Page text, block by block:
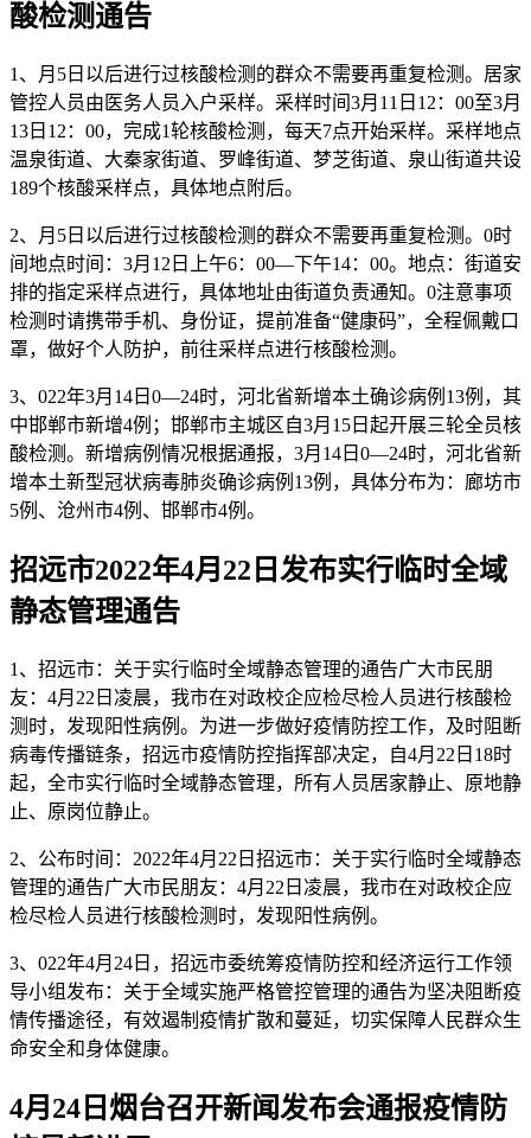
酸检测通告
1、月5日以后进行过核酸检测的群众不需要再重复检测。居家
管控人员由医务人员入户采样。采样时间3月11日12：00至3月
13日12：00，完成1轮核酸检测，每天7点开始采样。采样地点
温泉街道、大秦家街道、罗峰街道、梦芝街道、泉山街道共设
189个核酸采样点，具体地点附后。
2、月5日以后进行过核酸检测的群众不需要再重复检测。0时
间地点时间：3月12日上午6：00—下午14：00。地点：街道安
排的指定采样点进行，具体地址由街道负责通知。0注意事项
检测时请携带手机、身份证，提前准备“健康码”，全程佩戴口
罩，做好个人防护，前往采样点进行核酸检测。
3、022年3月14日0—24时，河北省新增本土确诊病例13例，其
中邯郸市新增4例；邯郸市主城区自3月15日起开展三轮全员核
酸检测。新增病例情况根据通报，3月14日0—24时，河北省新
增本土新型冠状病毒肺炎确诊病例13例，具体分布为：廊坊市
5例、沧州市4例、邯郸市4例。
招远市2022年4月22日发布实行临时全域
静态管理通告
1、招远市：关于实行临时全域静态管理的通告广大市民朋
友：4月22日凌晨，我市在对政校企应检尽检人员进行核酸检
测时，发现阳性病例。为进一步做好疫情防控工作，及时阻断
病毒传播链条，招远市疫情防控指挥部决定，自4月22日18时
起，全市实行临时全域静态管理，所有人员居家静止、原地静
止、原岗位静止。
2、公布时间：2022年4月22日招远市：关于实行临时全域静态
管理的通告广大市民朋友：4月22日凌晨，我市在对政校企应
检尽检人员进行核酸检测时，发现阳性病例。
3、022年4月24日，招远市委统筹疫情防控和经济运行工作领
导小组发布：关于全域实施严格管控管理的通告为坚决阻断疫
情传播途径，有效遏制疫情扩散和蔓延，切实保障人民群众生
命安全和身体健康。
4月24日烟台召开新闻发布会通报疫情防